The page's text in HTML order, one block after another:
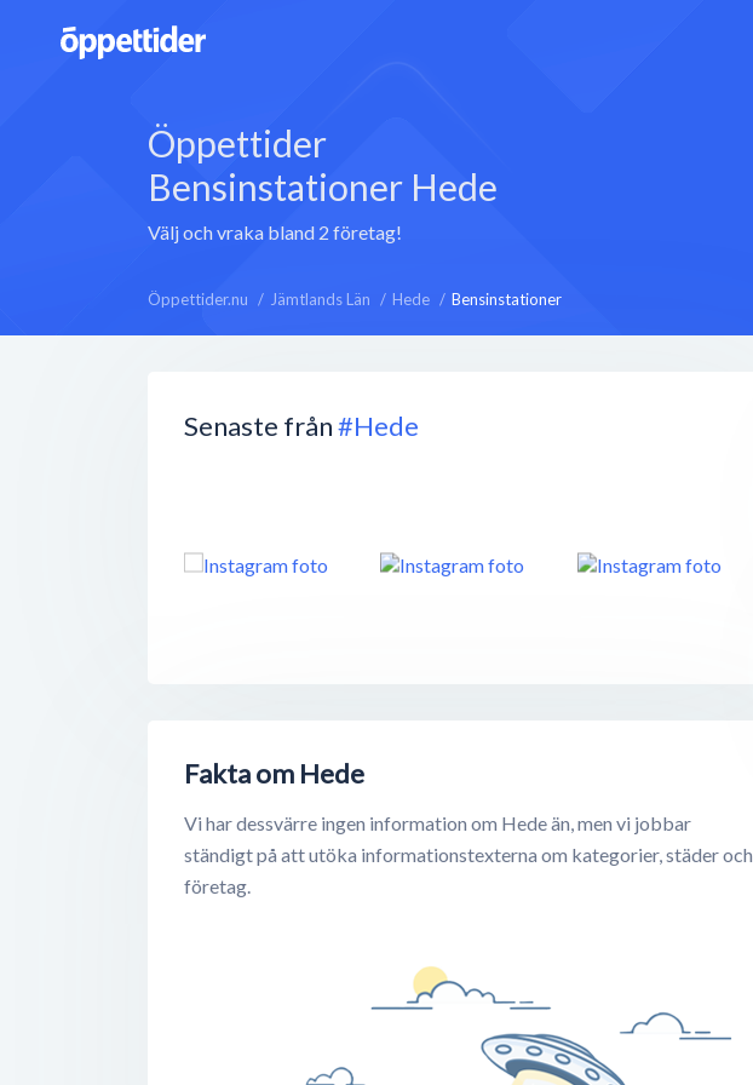
Öppettider
Bensinstationer Hede
Välj och vraka bland 2 företag!
Öppettider.nu Jämtlands Län Hede Bensinstationer
Senaste från#Hede
Fakta om Hede
Vi har dessvärre ingen information om Hede än, men vi jobbar
ständigt på att utöka informationstexterna om kategorier, städer och
företag.